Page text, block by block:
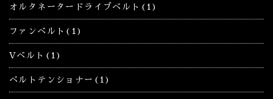
オルタネータードライブベルト(1)
ファンベルト(1)
Vベルト(1)
ベルトテンショナー(1)